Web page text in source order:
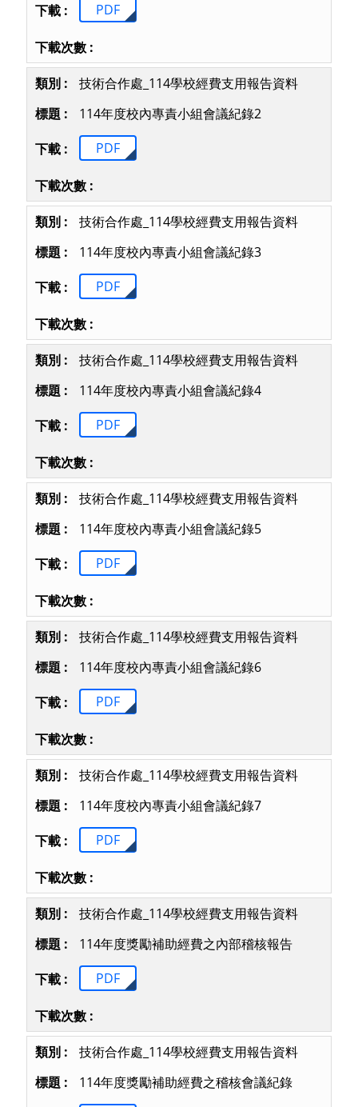
PDF
技術合作處_114學校經費支用報告資料
114年度校內專責小組會議紀錄2
PDF
技術合作處_114學校經費支用報告資料
114年度校內專責小組會議紀錄3
PDF
技術合作處_114學校經費支用報告資料
114年度校內專責小組會議紀錄4
PDF
技術合作處_114學校經費支用報告資料
114年度校內專責小組會議紀錄5
PDF
技術合作處_114學校經費支用報告資料
114年度校內專責小組會議紀錄6
PDF
技術合作處_114學校經費支用報告資料
114年度校內專責小組會議紀錄7
PDF
技術合作處_114學校經費支用報告資料
114年度獎勵補助經費之內部稽核報告
PDF
技術合作處_114學校經費支用報告資料
114年度獎勵補助經費之稽核會議紀錄